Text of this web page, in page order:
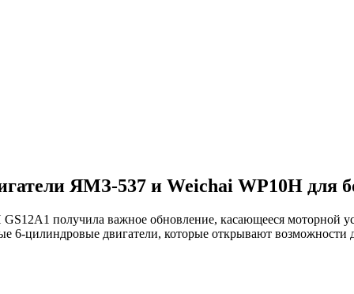
ЯМЗ-537 и Weichai WP10H для
получила важное обновление, касающееся моторной
6-цилиндровые двигатели, которые открывают возможности